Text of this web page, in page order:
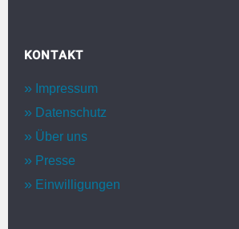
KONTAKT
Impressum
Datenschutz
Über uns
Presse
Einwilligungen